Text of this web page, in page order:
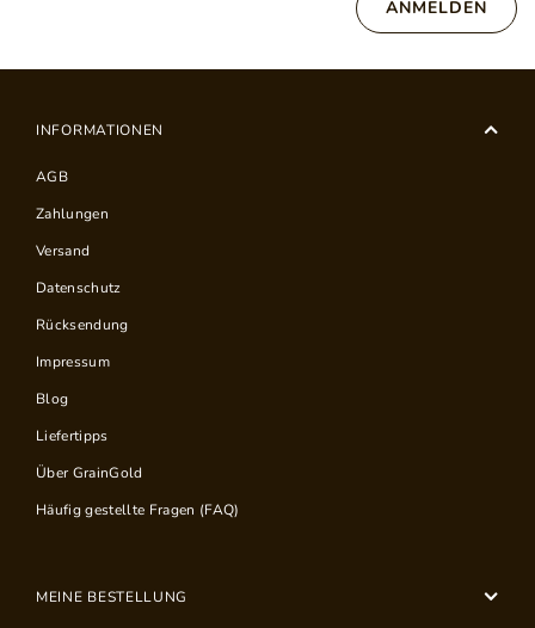
ANMELDEN
INFORMATIONEN
AGB
Zahlungen
Versand
Datenschutz
Rücksendung
Impressum
Blog
Liefertipps
Über GrainGold
Häufig gestellte Fragen (FAQ)
MEINE BESTELLUNG